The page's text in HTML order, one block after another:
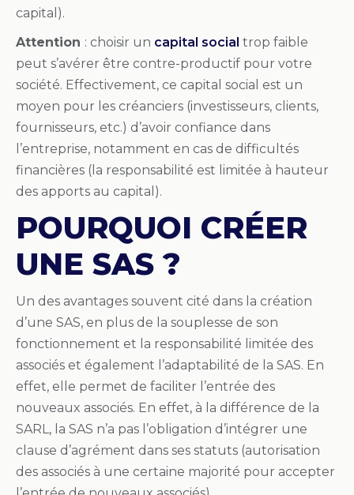
capital).
Attention : choisir un capital social trop faible
peut s’avérer être contre-productif pour votre
société. Effectivement, ce capital social est un
moyen pour les créanciers (investisseurs, clients,
fournisseurs, etc.) d’avoir confiance dans
l’entreprise, notamment en cas de difficultés
financières (la responsabilité est limitée à hauteur
des apports au capital).
POURQUOI CRÉER
UNE SAS ?
Un des avantages souvent cité dans la création
d’une SAS, en plus de la souplesse de son
fonctionnement et la responsabilité limitée des
associés et également l’adaptabilité de la SAS. En
effet, elle permet de faciliter l’entrée des
nouveaux associés. En effet, à la différence de la
SARL, la SAS n’a pas l’obligation d’intégrer une
clause d’agrément dans ses statuts (autorisation
des associés à une certaine majorité pour accepter